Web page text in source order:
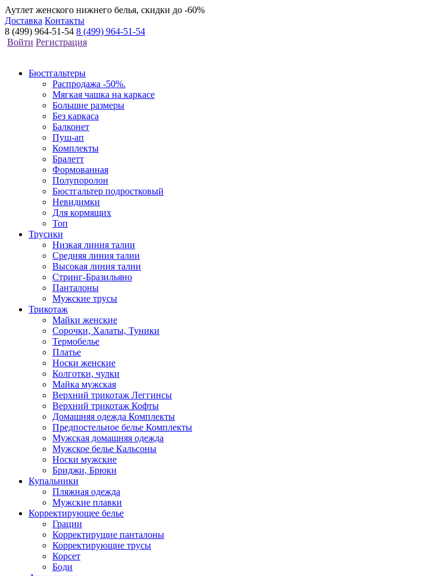
Аутлет женского нижнего белья, скидки до -60%
Доставка Контакты
8 (499) 964-51-54 8 (499) 964-51-54
Войти Регистрация
Бюстгальтеры
Распродажа -50%.
Мягкая чашка на каркасе
Большие размеры
Без каркаса
Балконет
Пуш-ап
Комплекты
Бралетт
Формованная
Полупоролон
Бюстгальтер подростковый
Невидимки
Для кормящих
Топ
Трусики
Низкая линия талии
Средняя линия талии
Высокая линия талии
Стринг-Бразильяно
Панталоны
Мужские трусы
Трикотаж
Майки женские
Сорочки, Халаты, Туники
Термобелье
Платье
Носки женские
Колготки, чулки
Майка мужская
Верхний трикотаж Леггинсы
Верхний трикотаж Кофты
Домашняя одежда Комплекты
Предпостельное белье Комплекты
Мужская домашняя одежда
Мужское белье Кальсоны
Носки мужские
Бриджи, Брюки
Купальники
Пляжная одежда
Мужские плавки
Корректирующее белье
Грации
Корректирущие панталоны
Корректирующие трусы
Корсет
Боди